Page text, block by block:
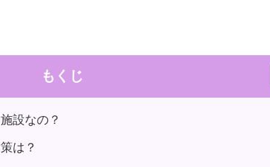
もくじ
設なの？
は？